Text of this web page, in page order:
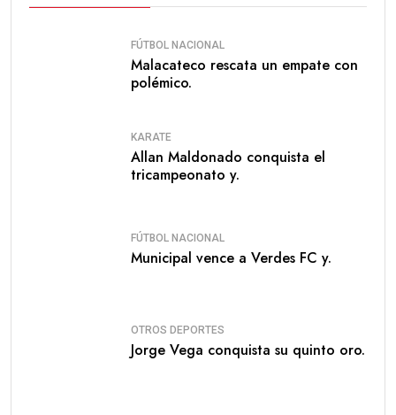
FÚTBOL NACIONAL
Malacateco rescata un empate con
polémico.
KARATE
Allan Maldonado conquista el
tricampeonato y.
FÚTBOL NACIONAL
Municipal vence a Verdes FC y.
OTROS DEPORTES
Jorge Vega conquista su quinto oro.